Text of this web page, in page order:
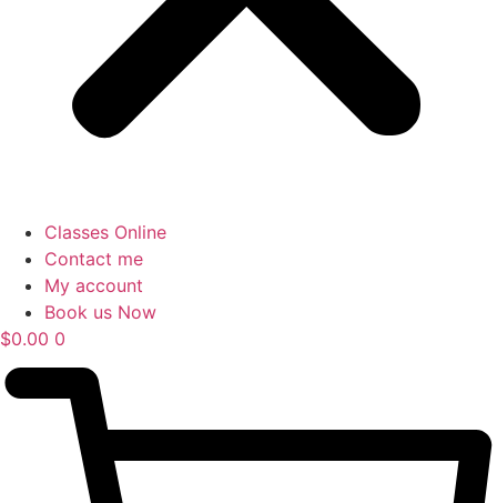
Classes Online
Contact me
My account
Book us Now
$0.00 0